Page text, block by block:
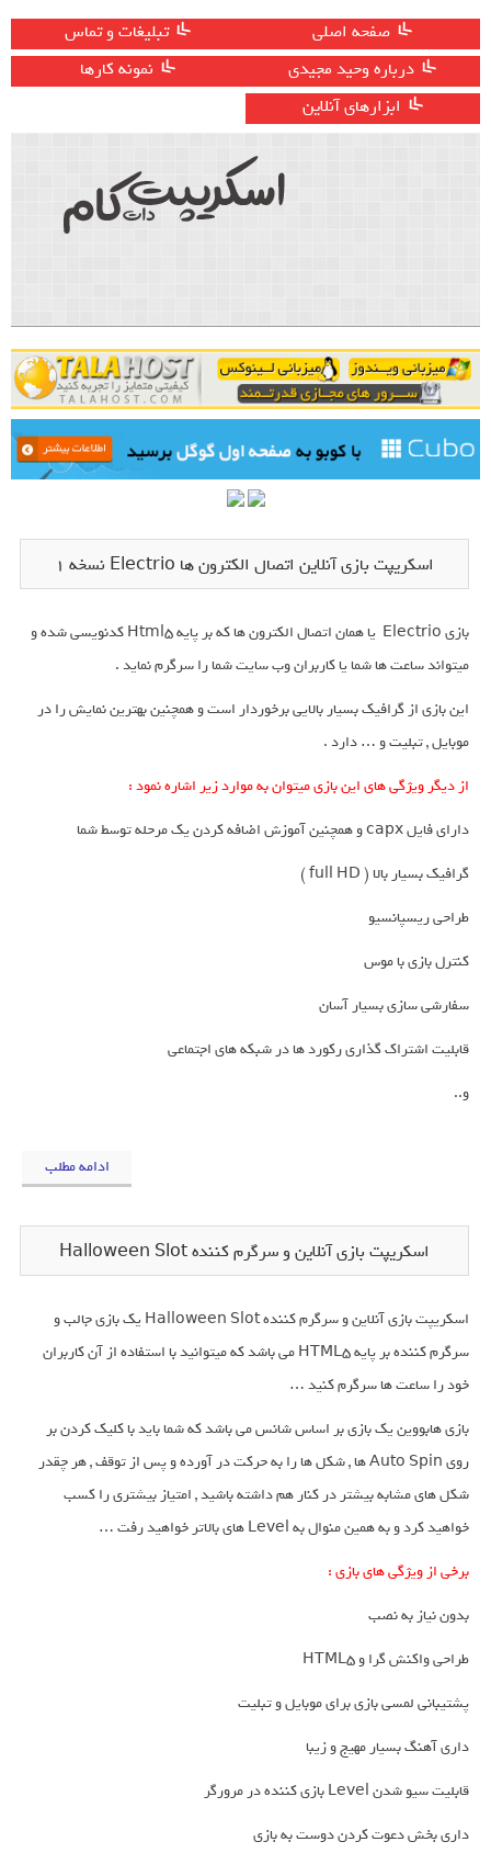
صفحه اصلی
تبلیغات و تماس
درباره وحید مجیدی
نمونه کارها
ابزارهای آنلاین
اسکریپت بازی آنلاین اتصال الکترون ها Electrio نسخه 1
بازی Electrio یا همان اتصال الکترون ها که بر پایه Html5 کدنویسی شده و
میتواند ساعت ها شما یا کاربران وب سایت شما را سرگرم نماید .
این بازی از گرافیک بسیار بالایی برخوردار است و همچنین بهترین نمایش را در
موبایل , تبلیت و … دارد .
از دیگر ویژگی های این بازی میتوان به موارد زیر اشاره نمود :
دارای فایل capx و همچنین آموزش اضافه کردن یک مرحله توسط شما
گرافیک بسیار بالا ( full HD )
طراحی ریسپانسیو
کنترل بازی با موس
سفارشی سازی بسیار آسان
قابلیت اشتراک گذاری رکورد ها در شبکه های اجتماعی
و..
ادامه مطلب
اسکریپت بازی آنلاین و سرگرم کننده Halloween Slot
اسکریپت بازی آنلاین و سرگرم کننده Halloween Slot یک بازی جالب و
سرگرم کننده بر پایه HTML5 می باشد که میتوانید با استفاده از آن کاربران
خود را ساعت ها سرگرم کنید …
بازی هابووین یک بازی بر اساس شانس می باشد که شما باید با کلیک کردن بر
روی Auto Spin ها , شکل ها را به حرکت در آورده و پس از توقف , هر چقدر
شکل های مشابه بیشتر در کنار هم داشته باشید , امتیاز بیشتری را کسب
خواهید کرد و به همین منوال به Level های بالاتر خواهید رفت …
برخی از ویژگی های بازی :
بدون نیاز به نصب
طراحی واکنش گرا و HTML5
پشتیبانی لمسی بازی برای موبایل و تبلیت
داری آهنگ بسیار مهیج و زیبا
قابلیت سیو شدن Level بازی کننده در مرورگر
داری بخش دعوت کردن دوست به بازی